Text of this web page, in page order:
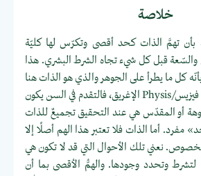
خلاصة
بأن تهمَّ الذات كحد أقصى وتكرّس لها كليّة
قبل كل شيء تجاه الشرط البشري. هذا
كل ما يطرأ على الجوهر والذي هو الذات هنا
بفعل ذاتها أو طبعها أي فيزيس/Physis الإغريق، فالتقدم في السن يكون
أو المقدّس هي عند التحقيق تجميعٌ للذات
مفرد. أما الذات فلا تعتبر هذا الهم أصلًا إلا
الخصوص. نعني تلك الأحوال التي قد لا تكون هي
لتشرط وتحدد وجودها. والهمُّ الأقصى بما أن